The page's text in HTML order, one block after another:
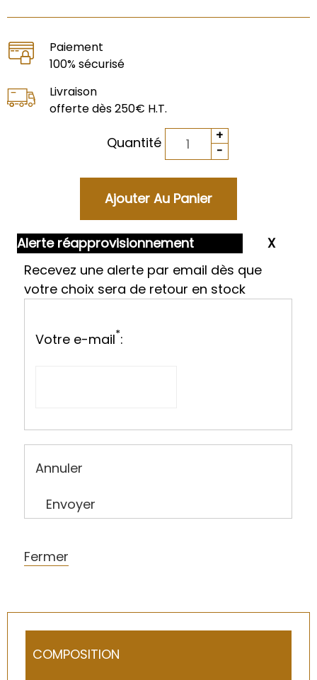
Paiement
100% sécurisé
Livraison
offerte dès 250€ H.T.
Quantité
Alerte réapprovisionnement
Recevez une alerte par email dès que
votre choix sera de retour en stock
Votre e-mail*:
Annuler
Envoyer
Fermer
COMPOSITION